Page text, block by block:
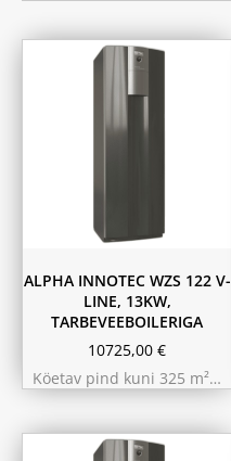
ALPHA INNOTEC WZS 122 V-
LINE, 13KW,
TARBEVEEBOILERIGA
10725,00 €
Köetav pind kuni 325 m²…